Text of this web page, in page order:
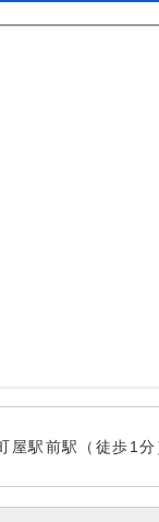
屋駅前駅（徒歩1分